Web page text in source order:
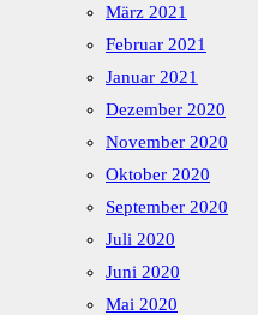
März 2021
Februar 2021
Januar 2021
Dezember 2020
November 2020
Oktober 2020
September 2020
Juli 2020
Juni 2020
Mai 2020